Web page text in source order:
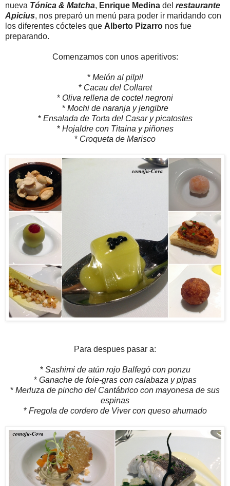
nueva Tónica & Matcha, Enrique Medina del restaurante
Apicius, nos preparó un menú para poder ir maridando con
los diferentes cócteles que Alberto Pizarro nos fue
preparando.
Comenzamos con unos aperitivos:
* Melón al pilpil
* Cacau del Collaret
* Oliva rellena de coctel negroni
* Mochi de naranja y jengibre
* Ensalada de Torta del Casar y picatostes
* Hojaldre con Titaina y piñones
* Croqueta de Marisco
Para despues pasar a:
* Sashimi de atún rojo Balfegó con ponzu
* Ganache de foie-gras con calabaza y pipas
* Merluza de pincho del Cantábrico con mayonesa de sus
espinas
* Fregola de cordero de Viver con queso ahumado